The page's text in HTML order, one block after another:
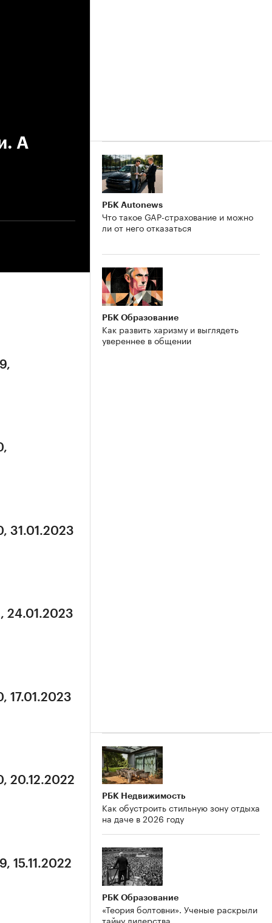
А
31.01.2023
24.01.2023
17.01.2023
20.12.2022
15.11.2022
РБК Autonews
Что такое GAP-страхование и можно
ли от него отказаться
РБК Образование
Как развить харизму и выглядеть
увереннее в общении
РБК Недвижимость
Как обустроить стильную зону отдыха
на даче в 2026 году
РБК Образование
«Теория болтовни». Ученые раскрыли
тайну лидерства